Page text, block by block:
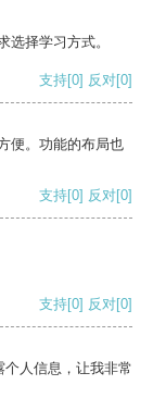
选择学习方式。
支持[0] 反对[0]
便。功能的布局也
支持[0] 反对[0]
支持[0] 反对[0]
人信息，让我非常